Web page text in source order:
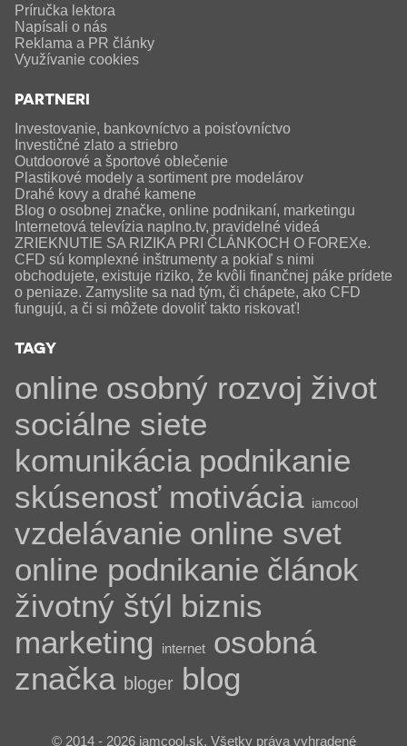
Príručka lektora
Napísali o nás
Reklama a PR články
Využívanie cookies
PARTNERI
Investovanie, bankovníctvo a poisťovníctvo
Investičné zlato a striebro
Outdoorové a športové oblečenie
Plastikové modely a sortiment pre modelárov
Drahé kovy a drahé kamene
Blog o osobnej značke, online podnikaní, marketingu
Internetová televízia naplno.tv, pravidelné videá
ZRIEKNUTIE SA RIZIKA PRI ČLÁNKOCH O FOREXe.
CFD sú komplexné inštrumenty a pokiaľ s nimi
obchodujete, existuje riziko, že kvôli finančnej páke prídete
o peniaze. Zamyslite sa nad tým, či chápete, ako CFD
fungujú, a či si môžete dovoliť takto riskovať!
TAGY
online osobný rozvoj život
sociálne siete
komunikácia podnikanie
skúsenosť motivácia iamcool
vzdelávanie online svet
online podnikanie článok
životný štýl biznis
marketing
internet
osobná
značka bloger blog
© 2014 - 2026 iamcool.sk, Všetky práva vyhradené